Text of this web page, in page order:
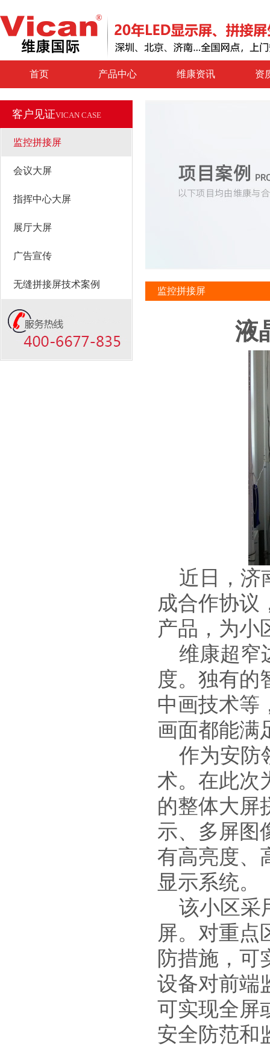
首页 产品中心 维康资讯 资
客户见证VICAN CASE
监控拼接屏
会议大屏
指挥中心大屏
展厅大屏
广告宣传
无缝拼接屏技术案例
监控拼接屏
液
近日，济
成合作协议
产品，为小
维康超窄
度。独有的
中画技术等
画面都能满
作为安防
术。在此次
的整体大屏
示、多屏图
有高亮度、
显示系统。
该小区采
屏。对重点
防措施，可
设备对前端
可实现全屏
安全防范和